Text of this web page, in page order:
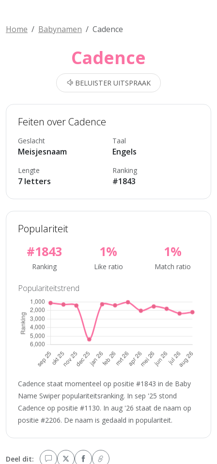
Home Babynamen Cadence
Cadence
BELUISTER UITSPRAAK
Feiten over Cadence
Geslacht
Meisjesnaam
Taal
Engels
Lengte
7 letters
Ranking
#1843
Populariteit
#1843
Ranking
1%
Like ratio
1%
Match ratio
Populariteitstrend
Cadence staat momenteel op positie #1843 in de Baby
Name Swiper populariteitsranking. In sep '25 stond
Cadence op positie #1130. In aug '26 staat de naam op
positie #2206. De naam is gedaald in populariteit.
Deel dit: